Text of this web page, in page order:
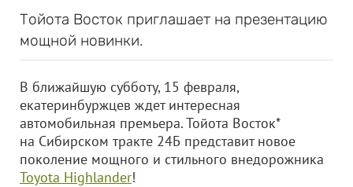
Тойота Восток приглашает на презентацию
мощной новинки.
В ближайшую субботу, 15 февраля,
екатеринбуржцев ждет интересная
автомобильная премьера. Тойота Восток*
на Сибирском тракте 24Б представит новое
поколение мощного и стильного внедорожника
Toyota Highlander!